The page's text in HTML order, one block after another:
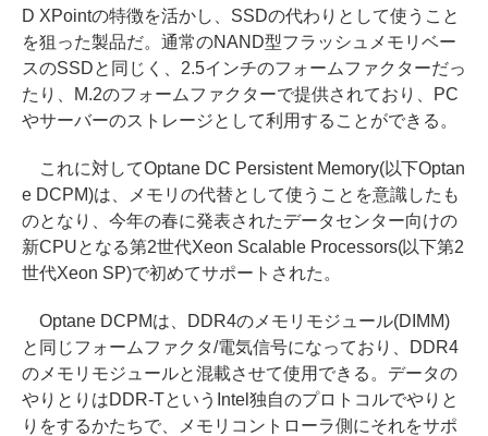
D XPointの特徴を活かし、SSDの代わりとして使うこと
を狙った製品だ。通常のNAND型フラッシュメモリベー
スのSSDと同じく、2.5インチのフォームファクターだっ
たり、M.2のフォームファクターで提供されており、PC
やサーバーのストレージとして利用することができる。
これに対してOptane DC Persistent Memory(以下Optan
e DCPM)は、メモリの代替として使うことを意識したも
のとなり、今年の春に発表されたデータセンター向けの
新CPUとなる第2世代Xeon Scalable Processors(以下第2
世代Xeon SP)で初めてサポートされた。
Optane DCPMは、DDR4のメモリモジュール(DIMM)
と同じフォームファクタ/電気信号になっており、DDR4
のメモリモジュールと混載させて使用できる。データの
やりとりはDDR-TというIntel独自のプロトコルでやりと
りをするかたちで、メモリコントローラ側にそれをサポ